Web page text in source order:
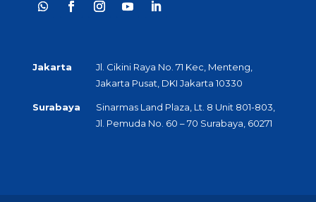
Jakarta
Jl. Cikini Raya No. 71 Kec, Menteng,
Jakarta Pusat, DKI Jakarta 10330
Surabaya
Sinarmas Land Plaza, Lt. 8 Unit 801-803,
Jl. Pemuda No. 60 – 70 Surabaya, 60271